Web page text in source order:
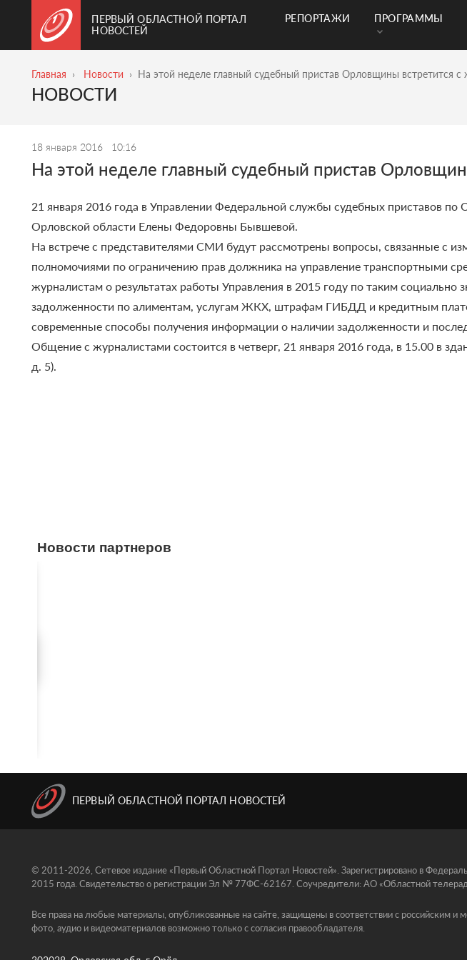
ПЕРВЫЙ ОБЛАСТНОЙ ПОРТАЛ
НОВОСТЕЙ
РЕПОРТАЖИ ПРОГРАММЫ
Главная Новости На этой неделе главный судебный пристав Орловщины встретится с
НОВОСТИ
18 января 2016 10:16
На этой неделе главный судебный пристав
21 января 2016 года в Управлении Федеральной службы судебных приставов по
Орловской области Елены Федоровны Бывшевой.
На встрече с представителями СМИ будут рассмотрены вопросы, связанные с
полномочиями по ограничению прав должника на управление транспортными
журналистам о результатах работы Управления в 2015 году по таким
задолженности по алиментам, услугам ЖКХ, штрафам ГИБДД и кредитным
современные способы получения информации о наличии задолженности и
Общение с журналистами состоится в четверг, 21 января 2016 года, в 15.00 в
д. 5).
Новости партнеров
ПЕРВЫЙ ОБЛАСТНОЙ ПОРТАЛ НОВОСТЕЙ
© 2011-2026, Сетевое издание «Первый Областной Портал Новостей». Зарегистрировано в
2015 года. Свидетельство о регистрации Эл № 77ФС-62167. Соучредители: АО «Областной
Все права на любые материалы, опубликованные на сайте, защищены в соответствии с российским
фото, аудио и видеоматериалов возможно только с согласия правообладателя.